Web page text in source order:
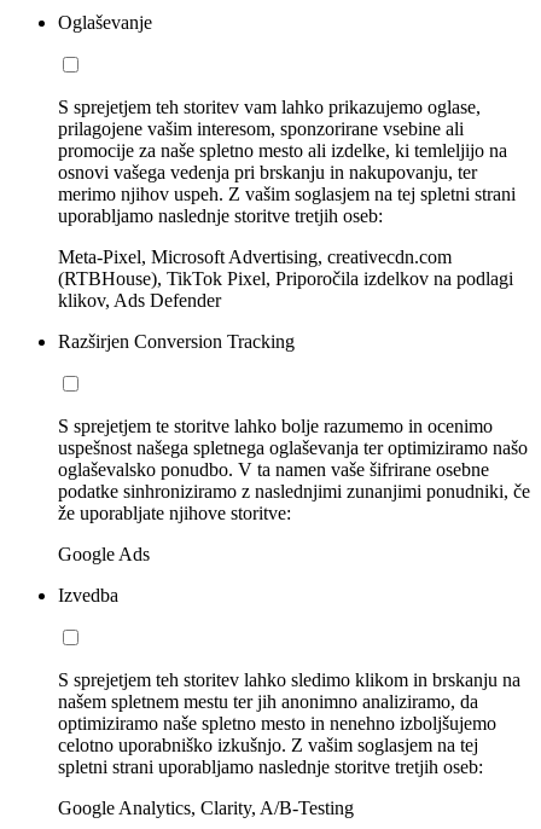
Oglaševanje
S sprejetjem teh storitev vam lahko prikazujemo oglase,
prilagojene vašim interesom, sponzorirane vsebine ali
promocije za naše spletno mesto ali izdelke, ki temleljijo na
osnovi vašega vedenja pri brskanju in nakupovanju, ter
merimo njihov uspeh. Z vašim soglasjem na tej spletni strani
uporabljamo naslednje storitve tretjih oseb:
Meta-Pixel, Microsoft Advertising, creativecdn.com
(RTBHouse), TikTok Pixel, Priporočila izdelkov na podlagi
klikov, Ads Defender
Razširjen Conversion Tracking
S sprejetjem te storitve lahko bolje razumemo in ocenimo
uspešnost našega spletnega oglaševanja ter optimiziramo našo
oglaševalsko ponudbo. V ta namen vaše šifrirane osebne
podatke sinhroniziramo z naslednjimi zunanjimi ponudniki, če
že uporabljate njihove storitve:
Google Ads
Izvedba
S sprejetjem teh storitev lahko sledimo klikom in brskanju na
našem spletnem mestu ter jih anonimno analiziramo, da
optimiziramo naše spletno mesto in nenehno izboljšujemo
celotno uporabniško izkušnjo. Z vašim soglasjem na tej
spletni strani uporabljamo naslednje storitve tretjih oseb:
Google Analytics, Clarity, A/B-Testing